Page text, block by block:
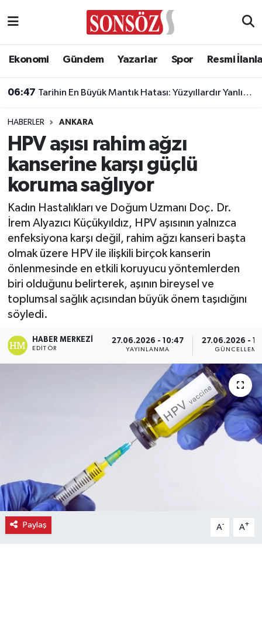
Ekonomi Gündem Yazarlar Spor Resmi
06:47 Tarihin En Büyük Mantık Hatası: Yüzyıllardır Yanlış Biliyoruz!
HABERLER ANKARA
HPV aşısı rahim ağzı
kanserine karşı güçlü
koruma sağlıyor
Kadın Hastalıkları ve Doğum Uzmanı Doç. Dr.
İrem Alyazıcı Küçükyıldız, HPV aşısının yalnızca
enfeksiyona karşı değil, rahim ağzı kanseri başta
olmak üzere HPV ile ilişkili birçok kanserin
önlenmesinde en etkili koruyucu yöntemlerden
biri olduğunu belirterek, aşının bireysel ve
toplumsal sağlık açısından büyük önem taşıdığını
söyledi.
HABER MERKEZI
EDITÖR
27.06.2026 - 10:47
YAYINLANMA
27.06.2026 -
GÜNCELLEME
Paylaş A- A+
Asayiş
Biyografi
Çevre
Diğer
Dünya
Eğitim
Ekonomi
Eleman
Emlak
İlçe Haberleri
Keşfet
Kültür & Sanat
Ankara Nöbetçi Eczaneler
Ankara Trafik Yoğunluk Haritası
Süper Lig Puan Durumu ve Fikstür
Tüm Manşetler
Son Dakika Haberleri
Haber Arşivi